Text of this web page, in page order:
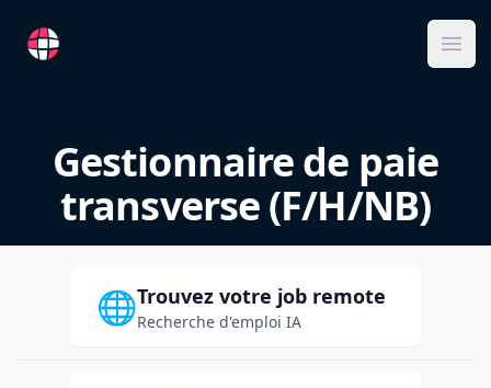
RemoteFR
Gestionnaire de paie
transverse (F/H/NB)
🌐Trouvez votre job remote
Recherche d'emploi IA